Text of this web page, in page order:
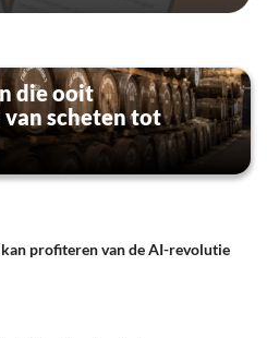
die ooit
scheten tot
profiteren van de AI-revolutie